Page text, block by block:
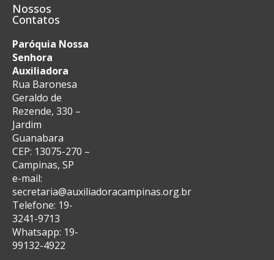
Nossos
Contatos
Paróquia Nossa
Senhora
Auxiliadora
Rua Baronesa
Geraldo de
Rezende, 330 –
Jardim
Guanabara
CEP: 13075-270 –
Campinas, SP
e-mail:
secretaria@auxiliadoracampinas.org.br
Telefone: 19-
3241-9713
Whatsapp: 19-
99132-4922